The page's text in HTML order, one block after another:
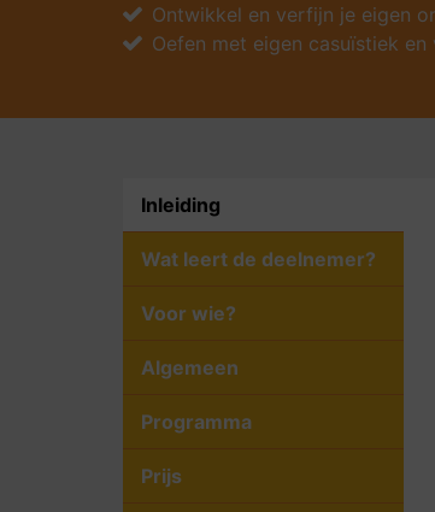
Ontwikkel en verfijn je eigen
Oefen met eigen casuïstiek
Inleiding
Wat leert de deelnemer?
Voor wie?
Algemeen
Programma
Prijs